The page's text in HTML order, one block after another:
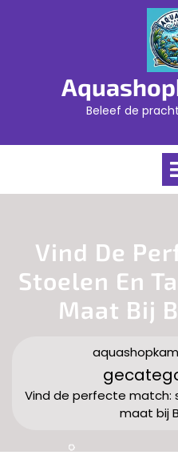
Beleef de
Vind De
Stoelen En
Maat Bij
Vind de perfecte match:
maat bij